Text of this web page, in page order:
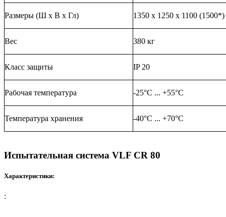
Размеры (Ш x В x Гл) 1350 x 1250 x 1100
Вес 380 кг
Класс защиты IP 20
Рабочая температура -25°C ... +55°C
Температура хранения -40°C ... +70°C
Испытательная система VLF CR 80
Характеристики:
: